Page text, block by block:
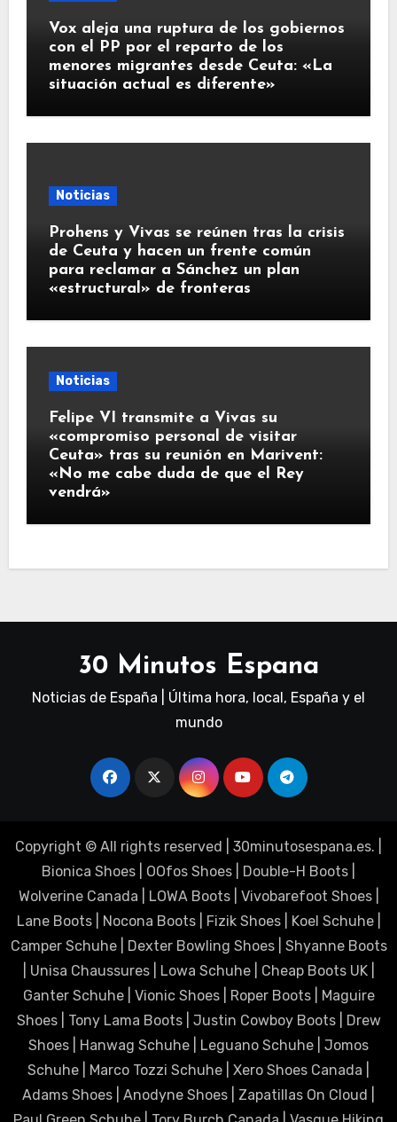
Vox aleja una ruptura de los gobiernos
con el PP por el reparto de los
menores migrantes desde Ceuta: «La
situación actual es diferente»
Noticias
Prohens y Vivas se reúnen tras la crisis
de Ceuta y hacen un frente común
para reclamar a Sánchez un plan
«estructural» de fronteras
Noticias
Felipe VI transmite a Vivas su
«compromiso personal de visitar
Ceuta» tras su reunión en Marivent:
«No me cabe duda de que el Rey
vendrá»
30 Minutos Espana
Noticias de España | Última hora, local, España y el
mundo
Copyright © All rights reserved 30minutosespana.es. |
Bionica Shoes
OOfos Shoes Double-H Boots
Wolverine Canada
LOWA Boots| Vivobarefoot Shoes|
Lane Boots| Nocona Boots| Fizik Shoes| Koel Schuhe|
Camper Schuhe| Dexter Bowling Shoes| Shyanne Boots
Unisa Chaussures| Lowa Schuhe| Cheap Boots UK
Ganter Schuhe
Vionic Shoes| Roper Boots| Maguire
Shoes| Tony Lama Boots| Justin Cowboy Boots| Drew
Shoes
Hanwag Schuhe Leguano Schuhe
Jomos
Schuhe
Marco Tozzi Schuhe Xero Shoes Canada
Adams Shoes
Anodyne Shoes Zapatillas On Cloud